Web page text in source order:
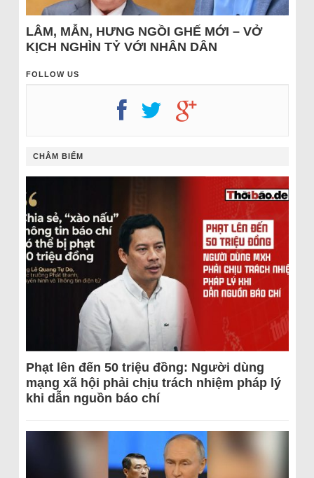
LÂM, MẪN, HƯNG NGỒI GHẾ MỚI – VỞ
KỊCH NGHÌN TỶ VỚI NHÂN DÂN
FOLLOW US
CHÂM BIẾM
Phạt lên đến 50 triệu đồng: Người dùng
mạng xã hội phải chịu trách nhiệm pháp lý
khi dẫn nguồn báo chí